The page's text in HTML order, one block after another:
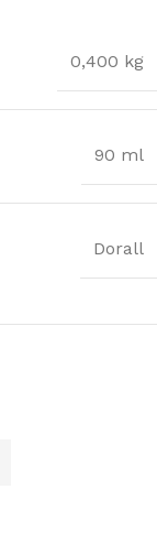
0,400 kg
90 ml
Dorall